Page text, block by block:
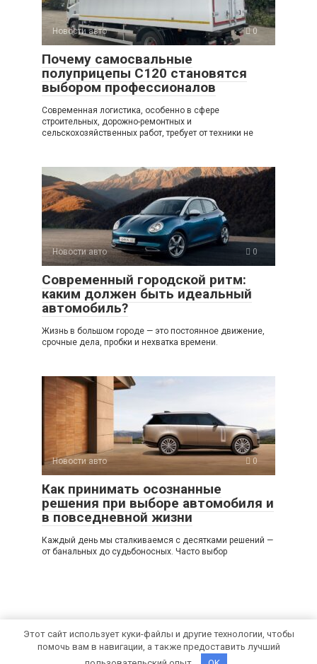
Новости авто 0
Почему самосвальные
полуприцепы C120 становятся
выбором профессионалов
Современная логистика, особенно в сфере
строительных, дорожно-ремонтных и
сельскохозяйственных работ, требует от техники не
Новости авто 0
Современный городской ритм:
каким должен быть идеальный
автомобиль?
Жизнь в большом городе — это постоянное движение,
срочные дела, пробки и нехватка времени.
Новости авто 0
Как принимать осознанные
решения при выборе автомобиля и
в повседневной жизни
Каждый день мы сталкиваемся с десятками решений —
от банальных до судьбоносных. Часто выбор
Этот сайт использует куки-файлы и другие технологии, чтобы
помочь вам в навигации, а также предоставить лучший